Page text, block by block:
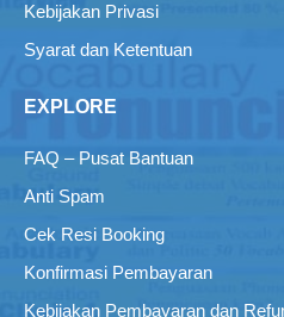
Kebijakan Privasi
Syarat dan Ketentuan
EXPLORE
FAQ – Pusat Bantuan
Anti Spam
Cek Resi Booking
Konfirmasi Pembayaran
Kebijakan Pembayaran dan